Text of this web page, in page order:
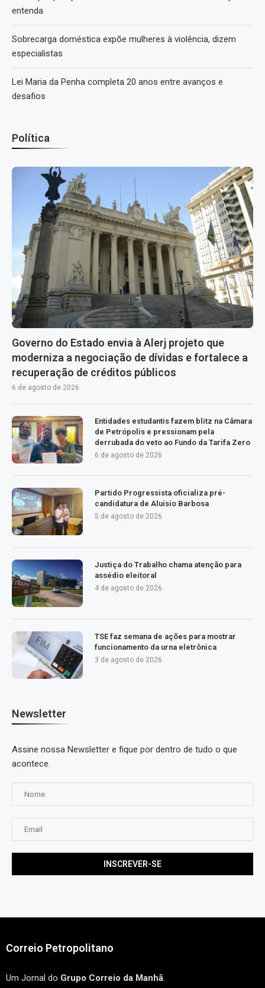
entenda
Sobrecarga doméstica expõe mulheres à violência, dizem
especialistas
Lei Maria da Penha completa 20 anos entre avanços e
desafios
Política
Governo do Estado envia à Alerj projeto que
moderniza a negociação de dívidas e fortalece a
recuperação de créditos públicos
6 de agosto de 2026
Entidades estudantis fazem blitz na Câmara
de Petrópolis e pressionam pela
derrubada do veto ao Fundo da Tarifa Zero
6 de agosto de 2026
Partido Progressista oficializa pré-
candidatura de Aluísio Barbosa
5 de agosto de 2026
Justiça do Trabalho chama atenção para
assédio eleitoral
4 de agosto de 2026
TSE faz semana de ações para mostrar
funcionamento da urna eletrônica
3 de agosto de 2026
Newsletter
Assine nossa Newsletter e fique por dentro de tudo o que
acontece.
Correio Petropolitano
Um Jornal do Grupo Correio da Manhã.